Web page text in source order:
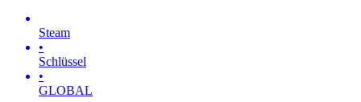
Steam
•
Schlüssel
•
GLOBAL